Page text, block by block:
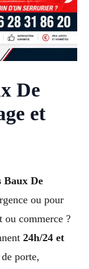
De
et
Baux De
ou pour
ou commerce ?
24h/24 et
porte,